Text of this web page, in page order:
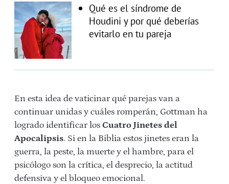
Qué es el síndrome de
Houdini y por qué deberías
evitarlo en tu pareja
En esta idea de vaticinar qué parejas van a
continuar unidas y cuáles romperán, Gottman ha
logrado identificar los Cuatro Jinetes del
Apocalipsis. Si en la Biblia estos jinetes eran la
guerra, la peste, la muerte y el hambre, para el
psicólogo son la crítica, el desprecio, la actitud
defensiva y el bloqueo emocional.